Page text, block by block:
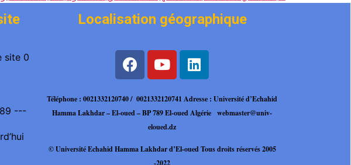
site 0
---
Localisation géographique
Téléphone : 0021332120740 / 0021332120741Adresse : Université d’Echahid
Hamma Lakhdar – El-oued – BP 789 El-oued Algérie
webmaster@univ-
eloued.dz
© Université Echahid HammaLakhdar d’El-oued Tous droits réservés 2005
-2022